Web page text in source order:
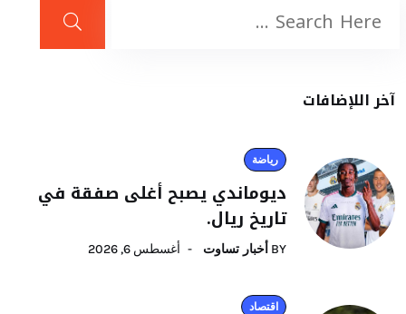
آخر اللإضافات
رياضة
ديوماندي يصبح أغلى صفقة في
تاريخ ريال.
BY أخبار تساوت أغسطس 6, 2026
اقتصاد